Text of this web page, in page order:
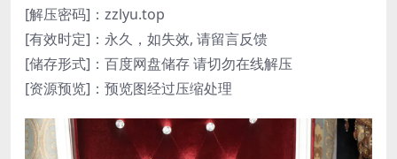
[解压密码]：zzlyu.top
[有效时定]：永久，如失效, 请留言反馈
[储存形式]：百度网盘储存 请切勿在线解压
[资源预览]：预览图经过压缩处理